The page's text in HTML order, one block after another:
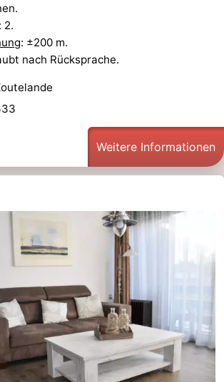
2.
: ±200 m.
nach Rücksprache.
Weitere Informationen